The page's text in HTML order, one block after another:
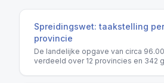
Spreidingswet: taakstelling
provincie
De landelijke opgave van circa
verdeeld over 12 provincies en 342